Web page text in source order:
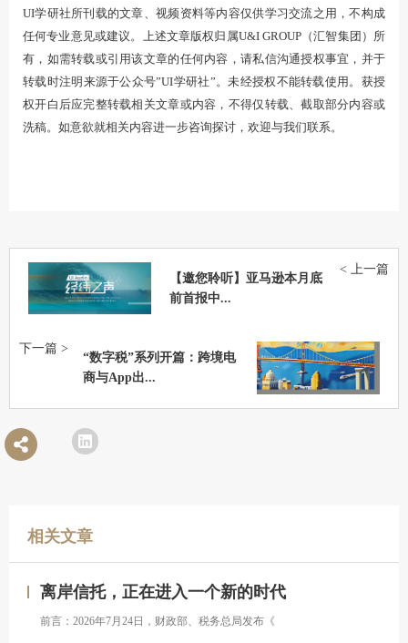
UI学研社所刊载的文章、视频资料等内容仅供学习交流之用，不构成
任何专业意见或建议。上述文章版权归属U&I GROUP（汇智集团）所
有，如需转载或引用该文章的任何内容，请私信沟通授权事宜，并于
转载时注明来源于公众号”UI学研社”。未经授权不能转载使用。获授
权开白后应完整转载相关文章或内容，不得仅转载、截取部分内容或
洗稿。如意欲就相关内容进一步咨询探讨，欢迎与我们联系。
【邀您聆听】亚马逊本月底
前首报中...
< 上一篇
“数字税”系列开篇：跨境电
商与App出...
下一篇 >
相关文章
离岸信托，正在进入一个新的时代
前言：2026年7月24日，财政部、税务总局发布《